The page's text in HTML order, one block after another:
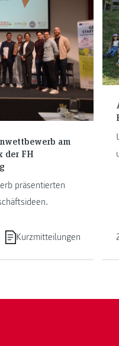
am
der FH
präsentierten
Kurzmitteilungen